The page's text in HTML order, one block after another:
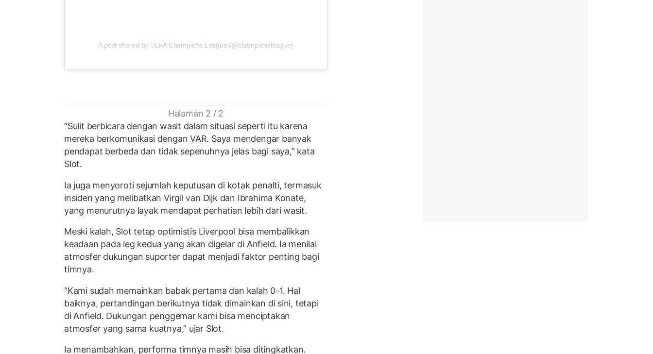
A post shared by UEFA Champions League (@championsleague)
Halaman 2 / 2
“Sulit berbicara dengan wasit dalam situasi seperti itu karena
mereka berkomunikasi dengan VAR. Saya mendengar banyak
pendapat berbeda dan tidak sepenuhnya jelas bagi saya,” kata
Slot.
Ia juga menyoroti sejumlah keputusan di kotak penalti, termasuk
insiden yang melibatkan Virgil van Dijk dan Ibrahima Konate,
yang menurutnya layak mendapat perhatian lebih dari wasit.
Meski kalah, Slot tetap optimistis Liverpool bisa membalikkan
keadaan pada leg kedua yang akan digelar di Anfield. Ia menilai
atmosfer dukungan suporter dapat menjadi faktor penting bagi
timnya.
“Kami sudah memainkan babak pertama dan kalah 0-1. Hal
baiknya, pertandingan berikutnya tidak dimainkan di sini, tetapi
di Anfield. Dukungan penggemar kami bisa menciptakan
atmosfer yang sama kuatnya,” ujar Slot.
Ia menambahkan, performa timnya masih bisa ditingkatkan.